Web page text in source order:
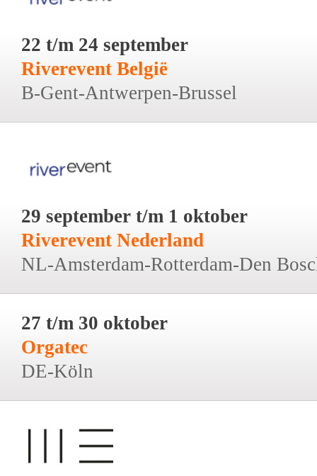
22 t/m 24 september
Riverevent België
B-Gent-Antwerpen-Brussel
29 september t/m 1 oktober
Riverevent Nederland
NL-Amsterdam-Rotterdam-Den
27 t/m 30 oktober
Orgatec
DE-Köln